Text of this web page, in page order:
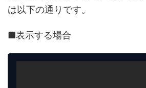
は以下の通りです。
■表示する場合